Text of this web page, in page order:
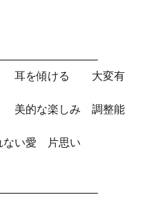
を傾ける 大変有
な楽しみ 調整能
ない愛 片思い